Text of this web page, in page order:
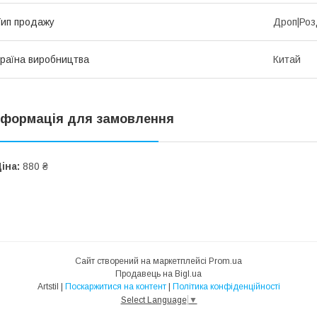
продажу
виробництва Китай
для замовлення
880 ₴
Сайт створений на маркетплейсі Prom.ua
Продавець на Bigl.ua
Artstil | Поскаржитися на контент | Політика конфіденційності
Select Language ▼